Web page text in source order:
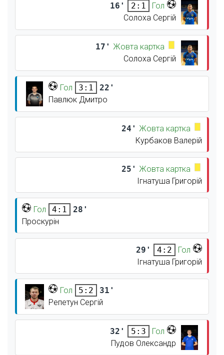
16' 2:1
Гол
Солоха Сергій
17' Жовта картка
Солоха Сергій
Гол 3:1
22'
Павлюк Дмитро
24' Жовта картка
Курбаков Валерій
25' Жовта картка
Ігнатуша Григорій
Гол 4:1
28'
Проскурін
29' 4:2
Гол
Ігнатуша Григорій
Гол 5:2
31'
Репетун Сергій
32' 5:3
Гол
Пудов Олександр